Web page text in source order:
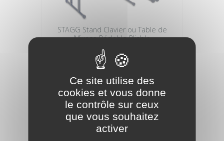
STAGG Stand Clavier ou Table de
Mixage Réglable Pliable
71,90 €
Ce site utilise des
cookies et vous donne
le contrôle sur ceux
que vous souhaitez
activer